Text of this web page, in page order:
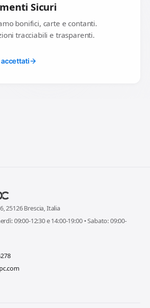
Sicuri
bonifici, carte e contanti.
tracciabili e trasparenti.
25126 Brescia, Italia
09:00-12:30 e 14:00-19:00 • Sabato: 09:00-